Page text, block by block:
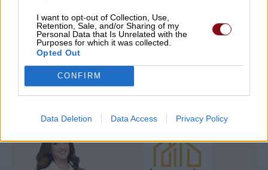
I want to opt-out of Collection, Use,
Retention, Sale, and/or Sharing of my
Personal Data that Is Unrelated with the
Purposes for which it was collected.
Opted Out
CONFIRM
Data Deletion Data Access Privacy Policy
Δείτε εδώ όλα τα νέα